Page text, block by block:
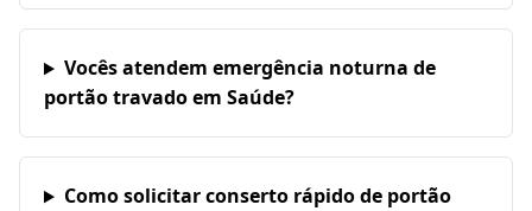
Vocês atendem emergência noturna de
portão travado em Saúde?
Como solicitar conserto rápido de portão